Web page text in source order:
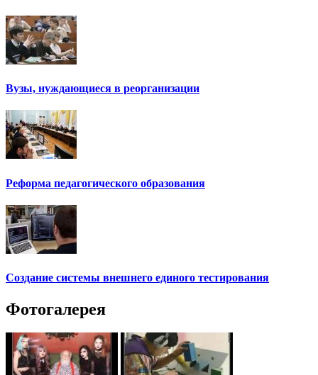
Вузы, нуждающиеся в реорганизации
Реформа педагогического образования
Создание системы внешнего единого тестирования
Фотогалерея